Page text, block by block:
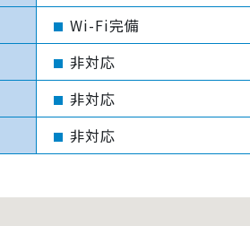
Wi-Fi完備
非対応
非対応
非対応